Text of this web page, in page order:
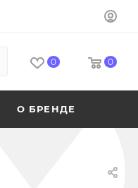
0 0
О БРЕНДЕ